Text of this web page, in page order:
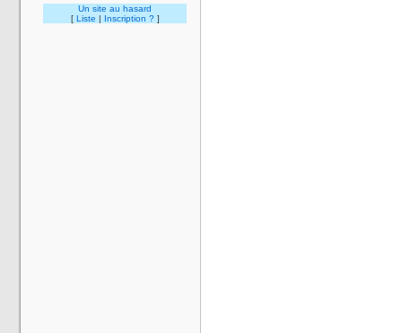
Un site au hasard
[ Liste | Inscription ? ]